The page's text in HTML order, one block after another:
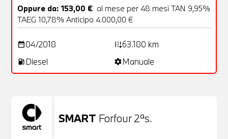
Oppure da: 153,00 € al mese per 48 mesi TAN 9,95%
TAEG 10,78% Anticipo 4.000,00 €
date_range04/2018 add_road63.180 km
local_gas_station Diesel settingsManuale
SMART Forfour 2ªs.
Usato